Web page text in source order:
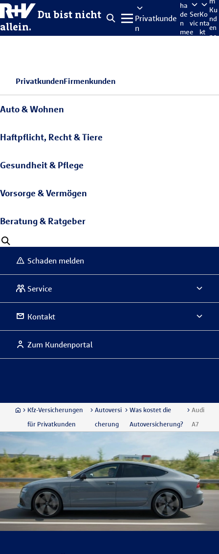
Du bist nicht
allein.
Privatkunde
n
ha
de
n
me
Ser
vic
e
Ko
nta
kt
Ku
nd
en
po
PrivatkundenFirmenkunden
Auto & Wohnen
Haftpflicht, Recht & Tiere
Gesundheit & Pflege
Vorsorge & Vermögen
Beratung & Ratgeber
Schaden melden
Service
Kontakt
Zum Kundenportal
Kfz-Versicherungen
für Privatkunden
Autoversi
cherung
Was kostet die
Autoversicherung?
Audi
A7